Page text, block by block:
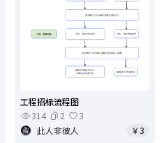
工程招标流程图
314
2
3
此人非彼人
￥3